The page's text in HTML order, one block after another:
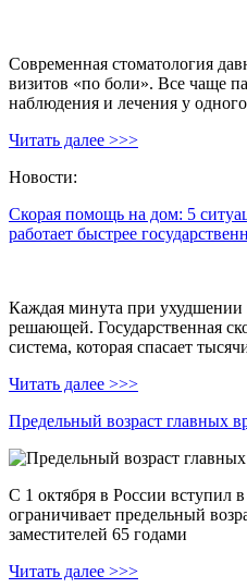
Современная стоматология
визитов «по боли». Все чаще
наблюдения и лечения у одного
Читать далее >>>
Новости:
Скорая помощь на дом: 5
работает быстрее
Каждая минута при ухудшении
решающей. Государственная
система, которая спасает
Читать далее >>>
Предельный возраст главных
С 1 октября в России вступил
ограничивает предельный
заместителей 65 годами
Читать далее >>>